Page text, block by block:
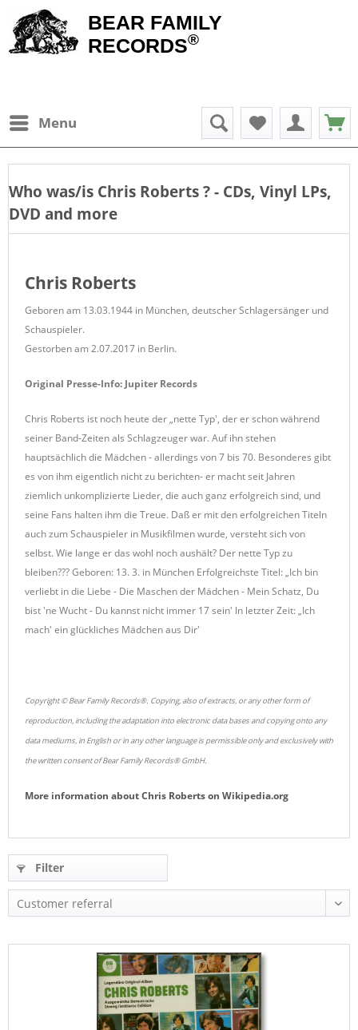
BEAR FAMILY
RECORDS®
Menu
Who was/is Chris Roberts? - CDs, Vinyl LPs,
DVD and more
Chris Roberts
Geboren am 13.03.1944 in München, deutscher Schlagersänger und
Schauspieler.
Gestorben am 2.07.2017 in Berlin.
Original Presse-Info: Jupiter Records
Chris Roberts ist noch heute der „nette Typ', der er schon während
seiner Band-Zeiten als Schlagzeuger war. Auf ihn stehen
hauptsächlich die Mädchen - allerdings von 7 bis 70. Besonderes gibt
es von ihm eigentlich nicht zu berichten- er macht seit Jahren
ziemlich unkomplizierte Lieder, die auch ganz erfolgreich sind, und
seine Fans halten ihm die Treue. Daß er mit den erfolgreichen Titeln
auch zum Schauspieler in Musikfilmen wurde, versteht sich von
selbst. Wie lange er das wohl noch aushält? Der nette Typ zu
bleiben??? Geboren: 13. 3. in München Erfolgreichste Titel: „Ich bin
verliebt in die Liebe - Die Maschen der Mädchen - Mein Schatz, Du
bist 'ne Wucht - Du kannst nicht immer 17 sein' ln letzter Zeit: „Ich
mach' ein glückliches Mädchen aus Dir'
Copyright © Bear Family Records®. Copying, also of extracts, or any other form of
reproduction, including the adaptation into electronic data bases and copying onto any
data mediums, in English or in any other language is permissible only and exclusively with
the written consent of Bear Family Records® GmbH.
More information aboutChris Robertson Wikipedia.org
Filter